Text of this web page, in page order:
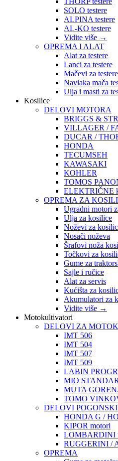
SOLO testere
ALPINA testere
AL-KO testere
Vidite više →
OPREMA I ALAT
Alat za testere
Lanci za testere
Mačevi za testere
Navlaka mača
Ulja i masti za
Kosilice
DELOVI MOTORA
BRIGGS &
VILLAGER /
DUCAR /
HONDA
TECUMSEH
KAWASAKI
KOHLER
TOMOS
ELEKTRIČNE
OPREMA ZA
Ugradni motori
Ulja za kosilice
Noževi za
Nosači noževa
Šrafovi noža
Točkovi za
Gume za
Sajle i ručice
Alat za servis
Kućišta za
Akumulatori za
Vidite više →
Motokultivatori
DELOVI ZA
IMT 506
IMT 504
IMT 507
IMT 509
LABIN
MIO
MUTA
TOMO
DELOVI
HONDA G /
KIPOR motori
LOMBARDINI
RUGGERINI /
OPREMA